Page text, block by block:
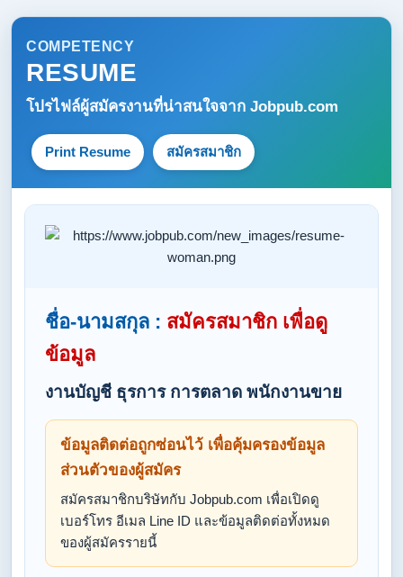
COMPETENCY
RESUME
โปรไฟล์ผู้สมัครงานที่น่าสนใจจาก Jobpub.com
Print Resume สมัครสมาชิก
ชื่อ-นามสกุล : สมัครสมาชิก เพื่อดู
ข้อมูล
งานบัญชี ธุรการ การตลาด พนักงานขาย
ข้อมูลติดต่อถูกซ่อนไว้ เพื่อคุ้มครองข้อมูล
ส่วนตัวของผู้สมัคร
สมัครสมาชิกบริษัทกับ Jobpub.com เพื่อเปิดดู
เบอร์โทร อีเมล Line ID และข้อมูลติดต่อทั้งหมด
ของผู้สมัครรายนี้